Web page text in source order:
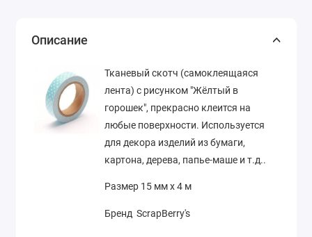
Описание
Тканевый скотч (самоклеящаяся
лента) с рисунком "Жёлтый в
горошек", прекрасно клеится на
любые поверхности. Используется
для декора изделий из бумаги,
картона, дерева, папье-маше и т.д..
Размер 15 мм х 4 м
Бренд ScrapBerry's